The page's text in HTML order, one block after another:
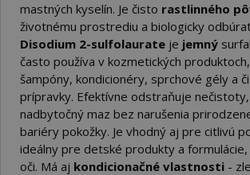
mastných kyselín. Je čisto rastlinného
životnému prostrediu a biologicky
Disodium 2-sulfolaurate je jemný
často používa v kozmetických
šampóny, kondicionéry, sprchové gély a
prípravky. Efektívne odstraňuje
nadbytočný maz bez narušenia
bariéry pokožky. Je vhodný aj pre citlivú
ideálny pre detské produkty a
oči. Má aj kondicionačné vlastnosti -